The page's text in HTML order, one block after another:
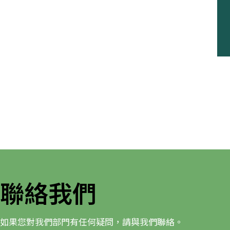
聯絡我們
如果您對我們部門有任何疑問，請與我們聯絡。